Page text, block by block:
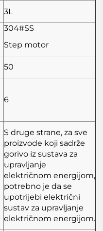
3L
304#SS
Step motor
50
6
S druge strane, za sve
proizvode koji sadrže
gorivo iz sustava za
upravljanje
električnom energijom,
potrebno je da se
upotrijebi električni
sustav za upravljanje
električnom energijom.